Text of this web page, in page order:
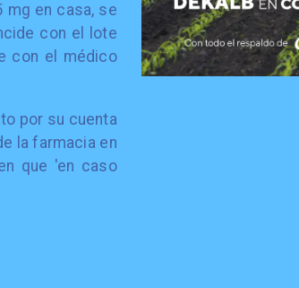
mg en casa, se
con el lote
con el médico
por su cuenta
la farmacia en
que 'en caso